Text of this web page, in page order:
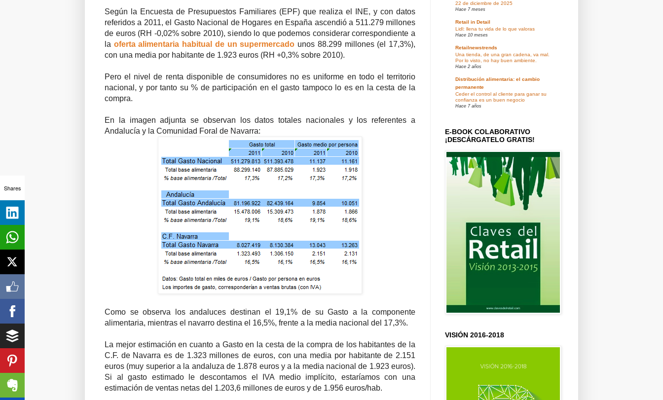
Según la Encuesta de Presupuestos Familiares (EPF) que realiza el INE, y con datos
referidos a 2011, el Gasto Nacional de Hogares en España ascendió a 511.279 millones
de euros (RH -0,02% sobre 2010), siendo lo que podemos considerar correspondiente a
la oferta alimentaria habitual de un supermercado unos 88.299 millones (el 17,3%),
con una media por habitante de 1.923 euros (RH +0,3% sobre 2010).
Pero el nivel de renta disponible de consumidores no es uniforme en todo el territorio
nacional, y por tanto su % de participación en el gasto tampoco lo es en la cesta de la
compra.
En la imagen adjunta se observan los datos totales nacionales y los referentes a
Andalucía y la Comunidad Foral de Navarra:
Como se observa los andaluces destinan el 19,1% de su Gasto a la componente
alimentaria, mientras el navarro destina el 16,5%, frente a la media nacional del 17,3%.
La mejor estimación en cuanto a Gasto en la cesta de la compra de los habitantes de la
C.F. de Navarra es de 1.323 millones de euros, con una media por habitante de 2.151
euros (muy superior a la andaluza de 1.878 euros y a la media nacional de 1.923 euros).
Si al gasto estimado le descontamos el IVA medio implícito, estaríamos con una
estimación de ventas netas del 1.203,6 millones de euros y de 1.956 euros/hab.
22 de diciembre de 2025
Hace 7 meses
Retail in Detail
Lidl: llena tu vida de lo que valoras
Hace 10 meses
Retailnewstrends
Una tienda, de una gran cadena, va mal.
Por lo visto, no hay buen ambiente.
Hace 2 años
Distribución alimentaria: el cambio
permanente
Ceder el control al cliente para ganar su
confianza es un buen negocio
Hace 7 años
E-BOOK COLABORATIVO
¡DESCÁRGATELO GRATIS!
VISIÓN 2016-2018
Shares